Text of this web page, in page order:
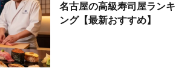
名古屋の高級寿司屋ランキ
ング【最新おすすめ】